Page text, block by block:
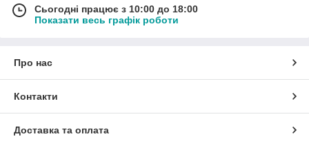
Сьогодні працює з 10:00 до 18:00
Показати весь графік роботи
Про нас
Контакти
Доставка та оплата